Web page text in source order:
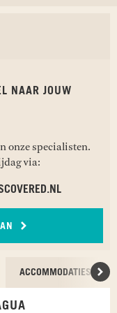
NAAR JOUW
onze specialisten.
via:
ACCOMMODATIES